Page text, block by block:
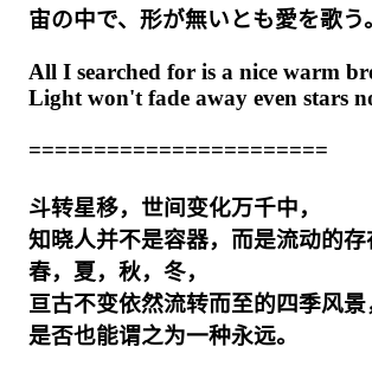
宙の中で、形が無いとも愛を歌う
All I searched for is a nice warm
Light won't fade away even stars
=======================
斗转星移，世间变化万千中，
知晓人并不是容器，而是流动的存
春，夏，秋，冬，
亘古不变依然流转而至的四季风景
是否也能谓之为一种永远。